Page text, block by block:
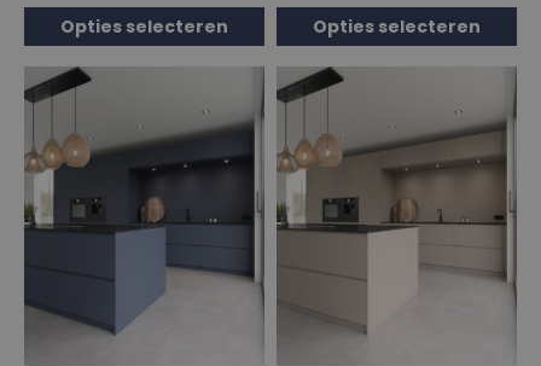
Opties selecteren Opties selecteren